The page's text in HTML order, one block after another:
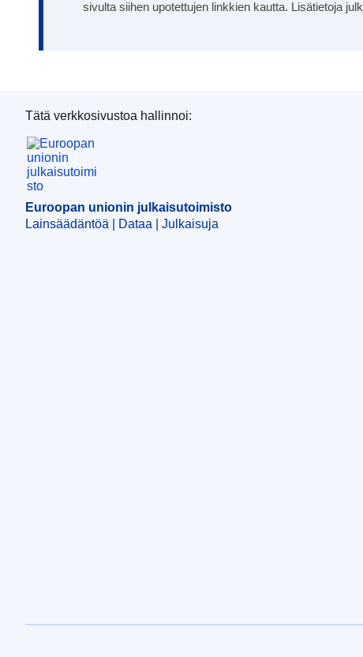
sivulta siihen upotettujen linkkien kautta. Lisätietoja
Euroopan unionin julkaisutoimisto
Tätä verkkosivustoa hallinnoi:
Euroopan unionin julkaisutoimisto
Lainsäädäntöä | Dataa | Julkaisuja